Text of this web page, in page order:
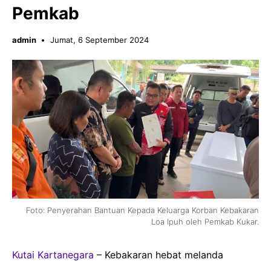
Pemkab
admin Jumat, 6 September 2024
Foto: Penyerahan Bantuan Kepada Keluarga Korban Kebakaran
Loa Ipuh oleh Pemkab Kukar.
Kutai Kartanegara – Kebakaran hebat melanda